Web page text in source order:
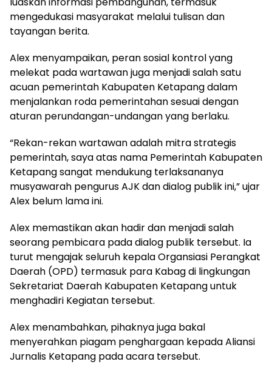
mengedukasi masyarakat melalui tulisan dan
tayangan berita.
Alex menyampaikan, peran sosial kontrol yang
melekat pada wartawan juga menjadi salah satu
acuan pemerintah Kabupaten Ketapang dalam
menjalankan roda pemerintahan sesuai dengan
aturan perundangan-undangan yang berlaku.
“Rekan-rekan wartawan adalah mitra strategis
pemerintah, saya atas nama Pemerintah Kabupaten
Ketapang sangat mendukung terlaksananya
musyawarah pengurus AJK dan dialog publik ini,” ujar
Alex belum lama ini.
Alex memastikan akan hadir dan menjadi salah
seorang pembicara pada dialog publik tersebut. Ia
turut mengajak seluruh kepala Organsiasi Perangkat
Daerah (OPD) termasuk para Kabag di lingkungan
Sekretariat Daerah Kabupaten Ketapang untuk
menghadiri Kegiatan tersebut.
Alex menambahkan, pihaknya juga bakal
menyerahkan piagam penghargaan kepada Aliansi
Jurnalis Ketapang pada acara tersebut.